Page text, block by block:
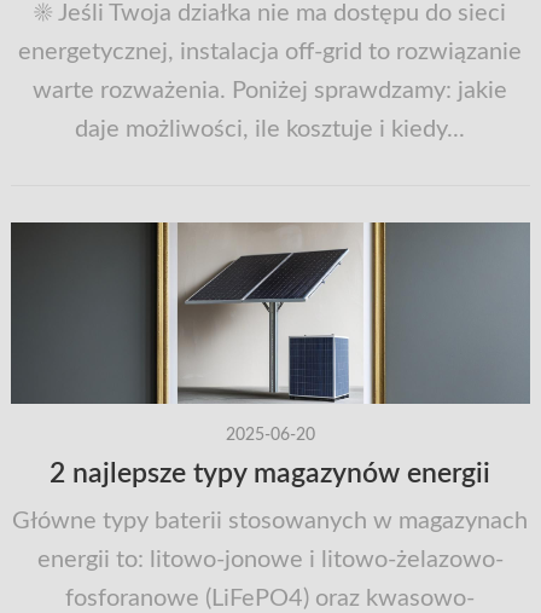
☀️ Jeśli Twoja działka nie ma dostępu do sieci
energetycznej, instalacja off-grid to rozwiązanie
warte rozważenia. Poniżej sprawdzamy: jakie
daje możliwości, ile kosztuje i kiedy...
2025-06-20
2 najlepsze typy magazynów energii
Główne typy baterii stosowanych w magazynach
energii to: litowo-jonowe i litowo-żelazowo-
fosforanowe (LiFePO4) oraz kwasowo-